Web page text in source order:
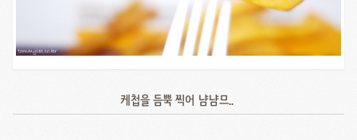
케첩을 듬뿍 찍어 냠냠므..